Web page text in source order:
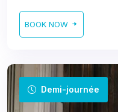
BOOK NOW
Demi-journée